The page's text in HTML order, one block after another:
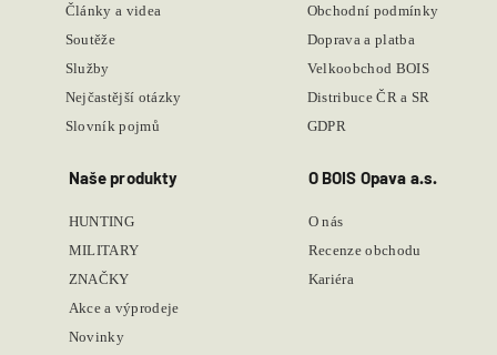
Články a videa
Soutěže
Služby
Nejčastější otázky
Slovník pojmů
Obchodní podmínky
Doprava a platba
Velkoobchod BOIS
Distribuce ČR a SR
GDPR
Naše produkty
HUNTING
MILITARY
ZNAČKY
Akce a výprodeje
Novinky
O BOIS Opava a.s.
O nás
Recenze obchodu
Kariéra